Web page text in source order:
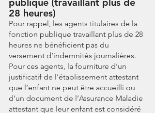
28 heures)
Pour rappel, les agents titulaires de la
fonction publique travaillant plus de 28
heures ne bénéficient pas du
versement d’indemnités journalières.
Pour ces agents, la fourniture d’un
justificatif de l’établissement attestant
que l’enfant ne peut être accueilli ou
d’un document de l’Assurance Maladie
attestant que leur enfant est considéré